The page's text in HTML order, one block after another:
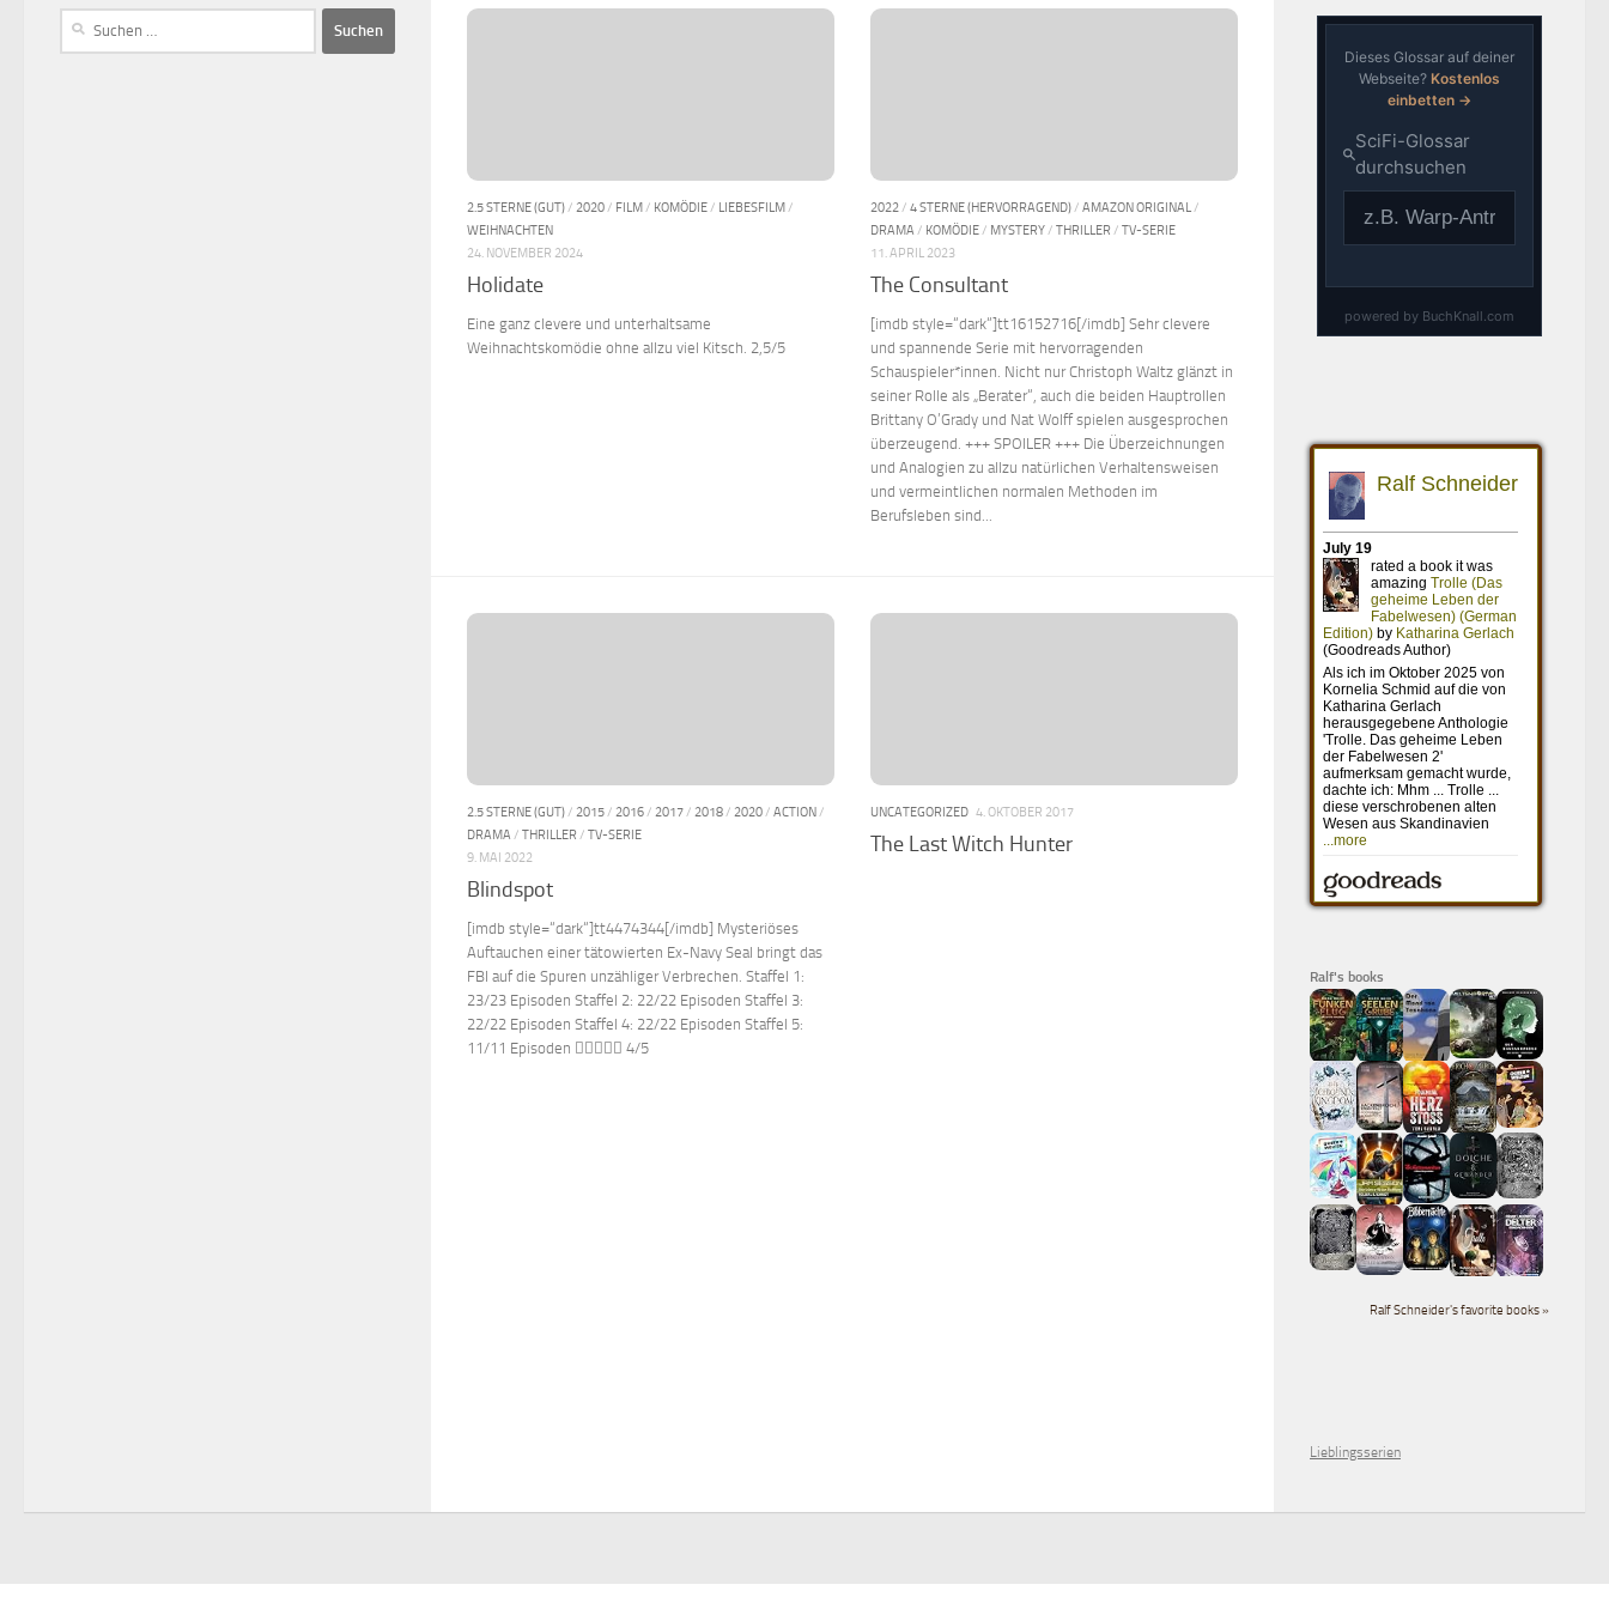
2.5 STERNE (GUT)/ 2020/ FILM/ KOMÖDIE/ LIEBESFILM/
WEIHNACHTEN
24. NOVEMBER 2024
Holidate
Eine ganz clevere und unterhaltsame
Weihnachtskomödie ohne allzu viel Kitsch. 2,5/5
2022/ 4 STERNE (HERVORRAGEND)/ AMAZON ORIGINAL/
DRAMA / KOMÖDIE/ MYSTERY/ THRILLER / TV-SERIE
11. APRIL 2023
The Consultant
[imdb style=“dark“]tt16152716[/imdb] Sehr clevere
und spannende Serie mit hervorragenden
Schauspieler*innen. Nicht nur Christoph Waltz glänzt in
seiner Rolle als „Berater“, auch die beiden Hauptrollen
Brittany O’Grady und Nat Wolff spielen ausgesprochen
überzeugend. +++ SPOILER +++ Die Überzeichnungen
und Analogien zu allzu natürlichen Verhaltensweisen
und vermeintlichen normalen Methoden im
Berufsleben sind...
2.5 STERNE (GUT)/ 2015/ 2016/ 2017/ 2018/ 2020/ ACTION/
DRAMA / THRILLER / TV-SERIE
9. MAI 2022
Blindspot
[imdb style=“dark“]tt4474344[/imdb] Mysteriöses
Auftauchen einer tätowierten Ex-Navy Seal bringt das
FBI auf die Spuren unzähliger Verbrechen. Staffel 1:
23/23 Episoden Staffel 2: 22/22 Episoden Staffel 3:
22/22 Episoden Staffel 4: 22/22 Episoden Staffel 5:
11/11 Episoden  4/5
UNCATEGORIZED 4. OKTOBER 2017
The Last Witch Hunter
Ralf's books
Ralf Schneider's favorite books »
Lieblingsserien